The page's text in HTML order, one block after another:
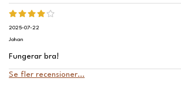
2025-07-22
Johan
Fungerar bra!
Se fler recensioner...